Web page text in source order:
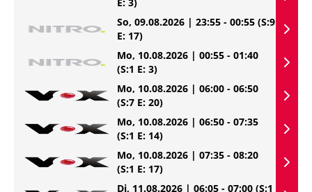
So, 09.08.2026 | 23:55 - 00:55 (S:9
E: 17)
Mo, 10.08.2026 | 00:55 - 01:40
(S:1 E: 3)
Mo, 10.08.2026 | 06:00 - 06:50
(S:7 E: 20)
Mo, 10.08.2026 | 06:50 - 07:35
(S:1 E: 14)
Mo, 10.08.2026 | 07:35 - 08:20
(S:1 E: 17)
Di, 11.08.2026 | 06:05 - 07:00 (S:1